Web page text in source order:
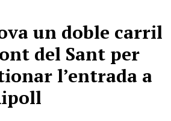
un doble carril
del Sant per
l’entrada a